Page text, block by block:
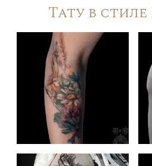
Тату в стиле